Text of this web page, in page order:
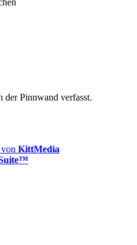
der Pinnwand verfasst.
KittMedia